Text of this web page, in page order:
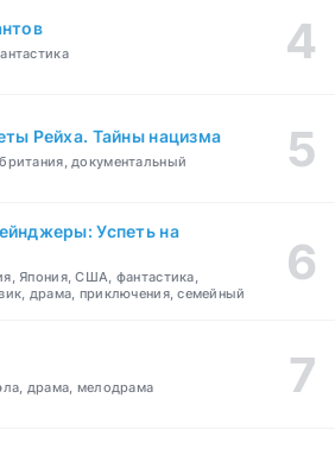
Рейха. Тайны нацизма
документальный
Успеть на
Япония, США, фантастика,
драма, приключения, семейный
драма, мелодрама